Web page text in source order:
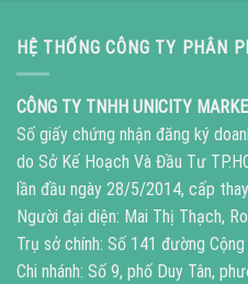
HỆ THỐNG CÔNG TY PHÂN
CÔNG TY TNHH UNICITY
Số giấy chứng nhận đăng ký
do Sở Kế Hoạch Và Đầu Tư
lần đầu ngày 28/5/2014, cấp
Người đại diện: Mai Thị Thạch,
Trụ sở chính: Số 141 đường Cộng
Chi nhánh: Số 9, phố Duy Tân,